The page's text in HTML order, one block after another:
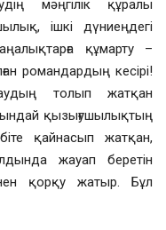
мәңгілік құралы
ішкі дүниеңдегі
құмарту –
романдардың кесірі!
толып жатқан
қызығушылықтың
қайнасып жатқан,
жауап беретін
қорқу жатыр. Бұл